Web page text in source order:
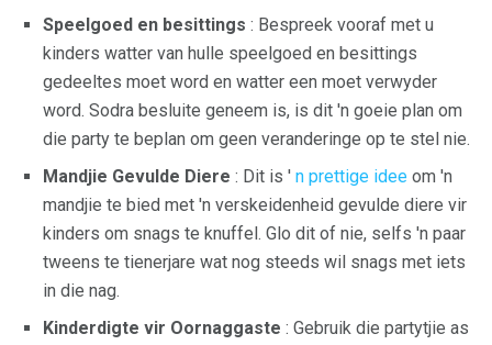
Speelgoed en besittings : Bespreek vooraf met u
kinders watter van hulle speelgoed en besittings
gedeeltes moet word en watter een moet verwyder
word. Sodra besluite geneem is, is dit 'n goeie plan om
die party te beplan om geen veranderinge op te stel nie.
Mandjie Gevulde Diere : Dit is ' n prettige idee om 'n
mandjie te bied met 'n verskeidenheid gevulde diere vir
kinders om snags te knuffel. Glo dit of nie, selfs 'n paar
tweens te tienerjare wat nog steeds wil snags met iets
in die nag.
Kinderdigte vir Oornaggaste : Gebruik die partytjie as